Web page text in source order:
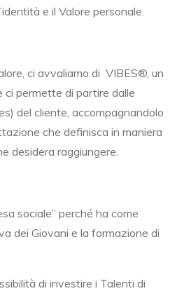
e il Valore personale.
ci avvaliamo di VIBES®, un
ci permette di partire dalle
del cliente, accompagnandolo
che definisca in maniera
desidera raggiungere.
sociale” perché ha come
dei Giovani e la formazione di
di investire i Talenti di